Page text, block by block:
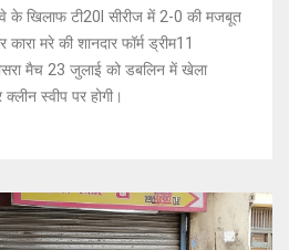
के खिलाफ टी20I सीरीज में 2-0 की मजबूत
मरे की शानदार फॉर्म ड्रीम11
मैच 23 जुलाई को डबलिन में खेला
स्वीप पर होगी।